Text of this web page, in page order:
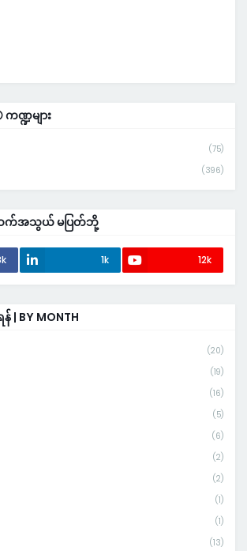
ကဏ္ဍများ
(75)
(396)
ဆက်အသွယ် မပြတ်ဘို့
1k 12k
MONTH
(20)
(19)
(16)
(5)
(6)
(2)
(2)
(1)
(1)
(13)